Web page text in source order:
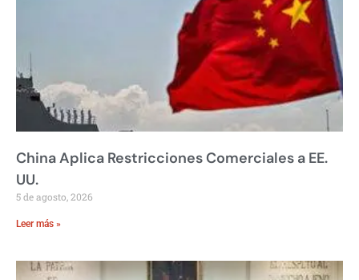
China Aplica Restricciones Comerciales a EE.
UU.
5 de agosto, 2026
Leer más »